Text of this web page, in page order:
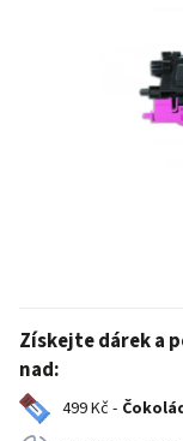
Získejte dárek a
nad:
499 Kč -